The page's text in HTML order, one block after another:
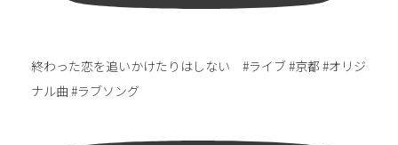
終わった恋を追いかけたりはしない #ライブ #京都 #オリジ
ナル曲 #ラブソング